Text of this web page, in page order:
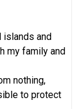
islands and
my family and
nothing,
to protect